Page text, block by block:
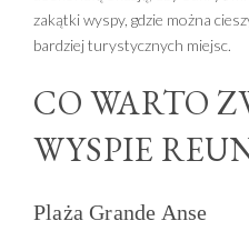
zakątki wyspy, gdzie można
bardziej turystycznych miejsc.
CO WARTO
WYSPIE
Plaża Grande Anse